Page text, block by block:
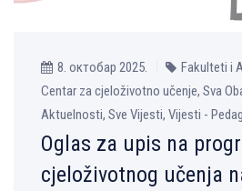
8. октобар 2025.
Fakulteti i
Centar za cjeloživotno učenje, Sva
Aktuelnosti, Sve Vijesti, Vijesti -
Oglas za upis na
cjeloživotnog učenja